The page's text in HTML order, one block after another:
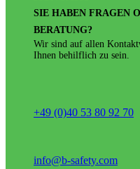
SIE HABEN FRAGEN
BERATUNG?
Wir sind auf allen
Ihnen behilflich zu sein.
+49 (0)40 53 80 92 70
info@b-safety.com